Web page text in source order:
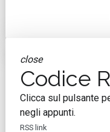
close
Codice
Clicca sul pulsante
negli appunti.
RSS link